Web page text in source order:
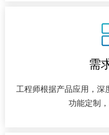
需
工程师根据产品应用，深
功能定制